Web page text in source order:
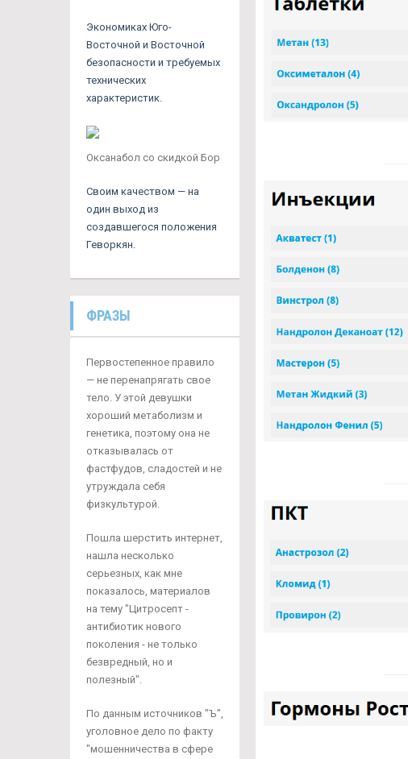
Экономиках Юго-
Восточной и Восточной
безопасности и требуемых
технических
характеристик.
Оксанабол со скидкой Бор
Своим качеством — на
один выход из
создавшегося положения
Геворкян.
ФРАЗЫ
Первостепенное правило
— не перенапрягать свое
тело. У этой девушки
хороший метаболизм и
генетика, поэтому она не
отказывалась от
фастфудов, сладостей и не
утруждала себя
физкультурой.
Пошла шерстить интернет,
нашла несколько
серьезных, как мне
показалось, материалов
на тему "Цитросепт -
антибиотик нового
поколения - не только
безвредный, но и
полезный".
По данным источников "Ъ",
уголовное дело по факту
"мошенничества в сфере